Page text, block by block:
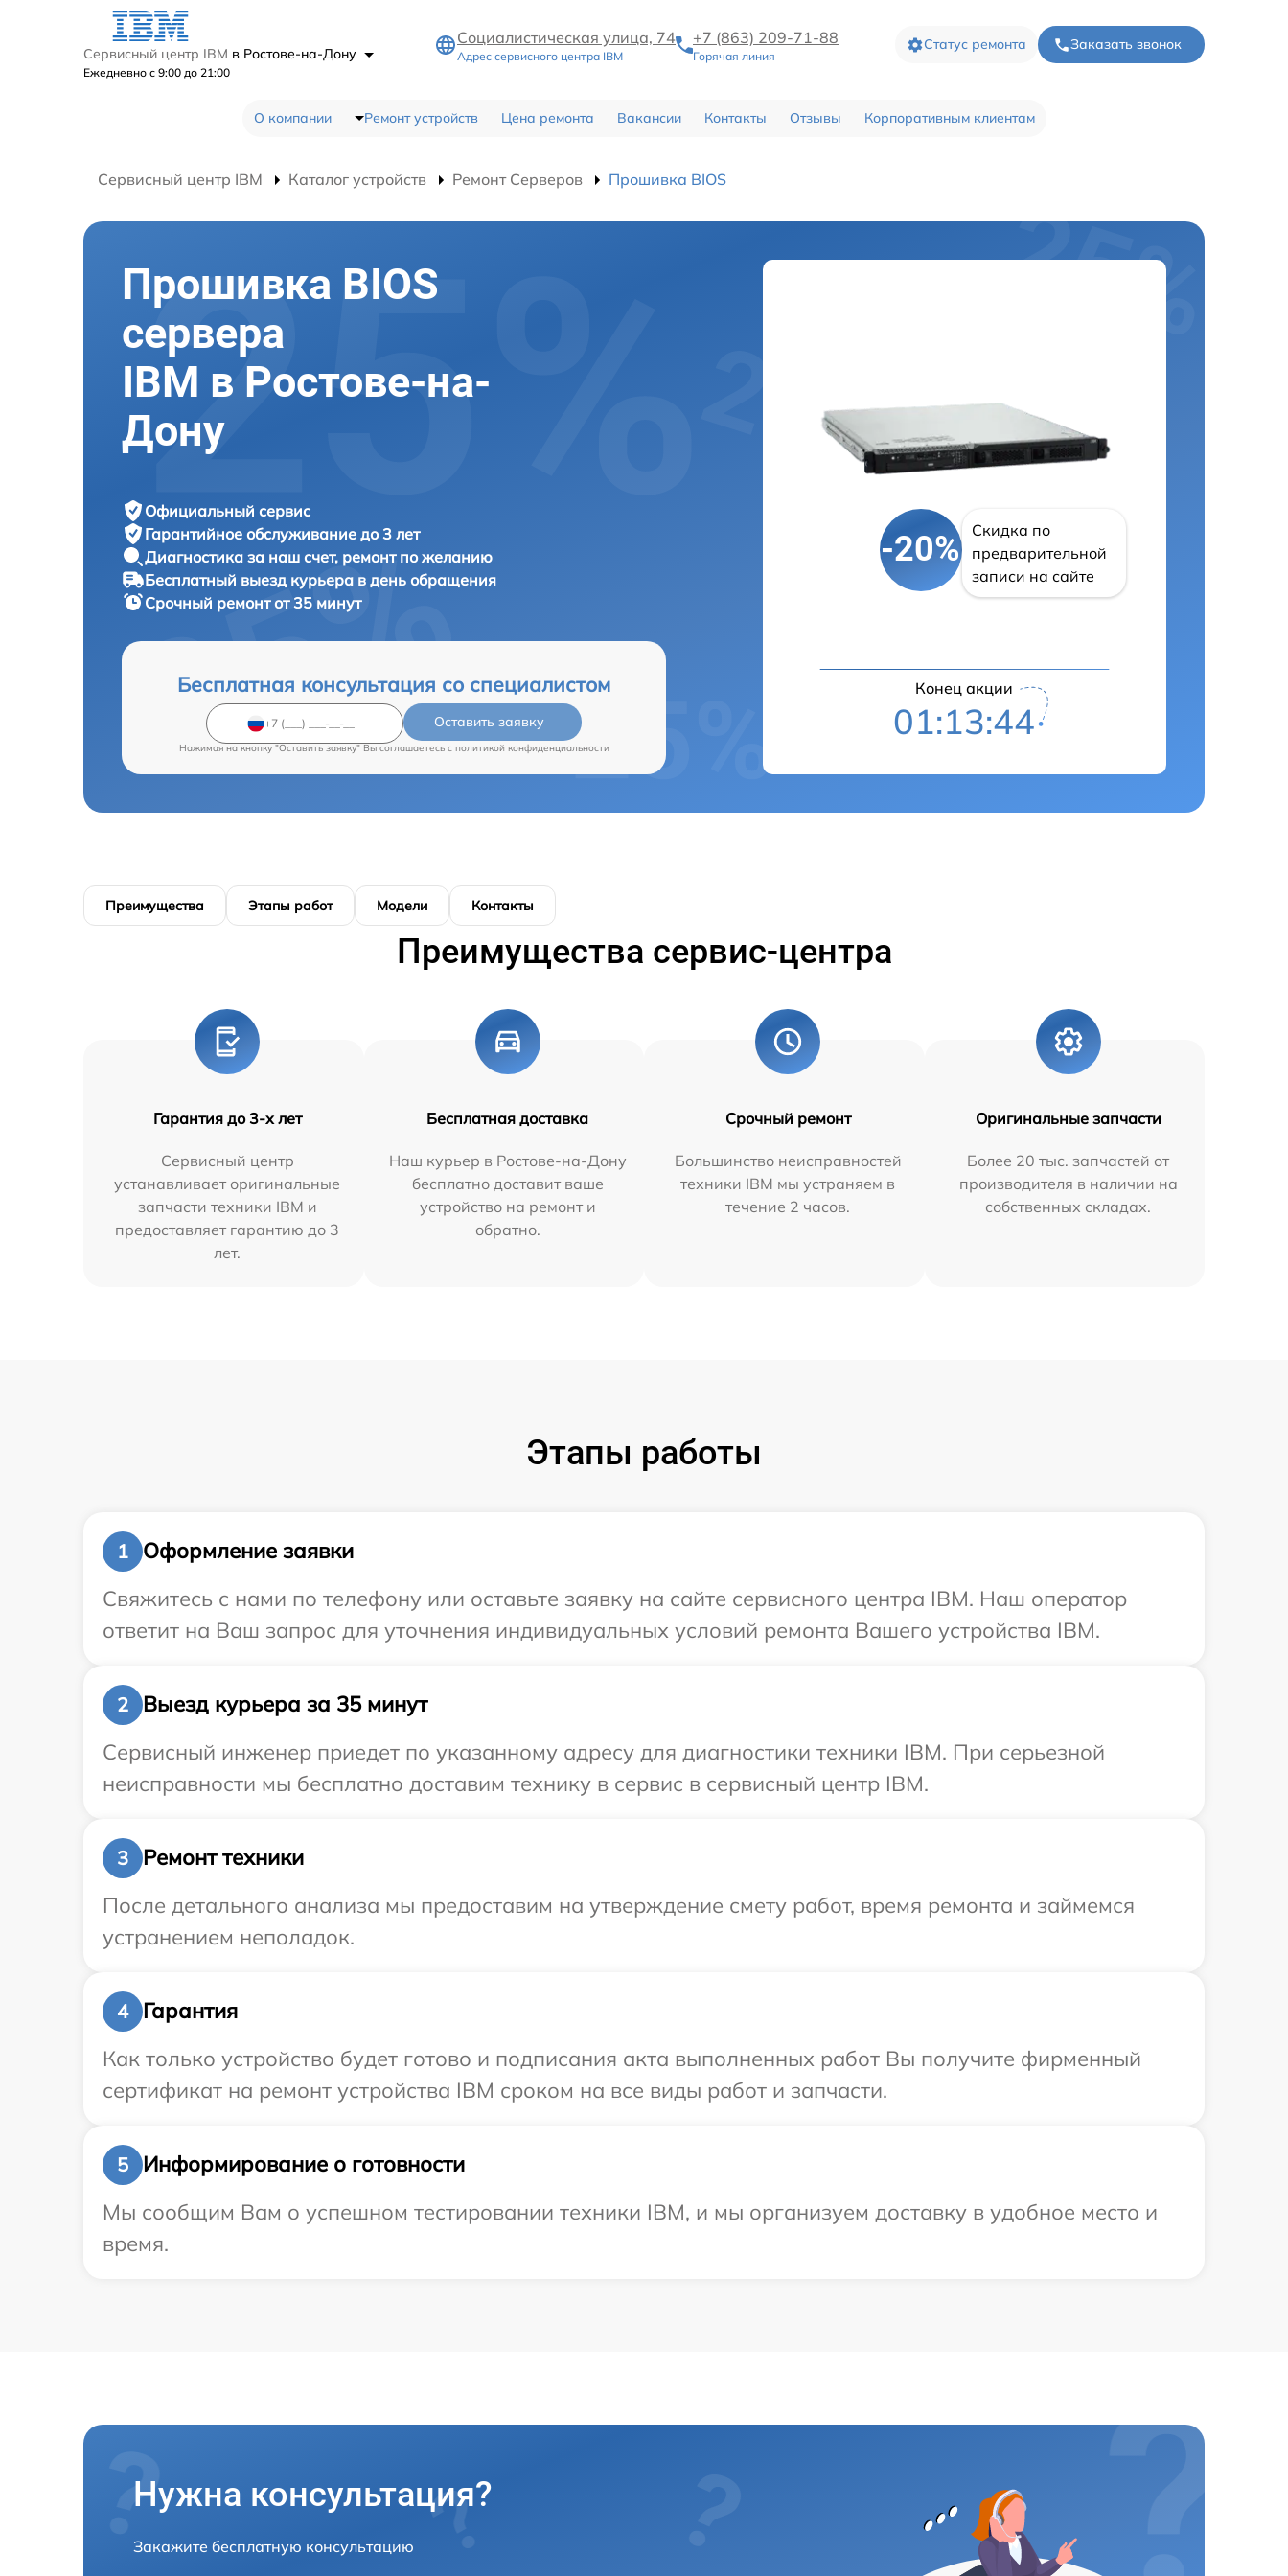
Сервисный центр IBM в Ростове-на-Дону
Ежедневно с 9:00 до 21:00
Социалистическая улица, 74
Адрес сервисного центра IBM
+7 (863) 209-71-88
Горячая линия
Статус ремонта Заказать звонок
О компании Ремонт устройств Цена ремонта Вакансии Контакты Отзывы Корпоративным клиентам
Сервисный центр IBM Каталог устройств Ремонт Серверов Прошивка BIOS
Прошивка BIOS
сервера
IBM в Ростове-на-
Дону
Официальный сервис
Гарантийное обслуживание до 3 лет
Диагностика за наш счет, ремонт по желанию
Бесплатный выезд курьера в день обращения
Срочный ремонтот 35 минут
Бесплатная консультация со специалистом
Оставить заявку
Нажимая на кнопку "Оставить заявку" Вы соглашаетесь c политикой конфиденциальности
-20%
Скидка по
предварительной
записи на сайте
Конец акции
01:13:43
Преимущества Этапы работ Модели Контакты
Преимущества сервис-центра
Гарантия до 3-х лет
Сервисный центр
устанавливает оригинальные
запчасти техники IBM и
предоставляет гарантию до 3
лет.
Бесплатная доставка
Наш курьер в Ростове-на-Дону
бесплатно доставит ваше
устройство на ремонт и
обратно.
Срочный ремонт
Большинство неисправностей
техники IBM мы устраняем в
течение 2 часов.
Оригинальные запчасти
Более 20 тыс. запчастей от
производителя в наличии на
собственных складах.
Этапы работы
1
Оформление заявки
Свяжитесь с нами по телефону или оставьте заявку на сайте сервисного центра IBM. Наш оператор
ответит на Ваш запрос для уточнения индивидуальных условий ремонта Вашего устройства IBM.
2
Выезд курьера за 35 минут
Сервисный инженер приедет по указанному адресу для диагностики техники IBM. При серьезной
неисправности мы бесплатно доставим технику в сервис в сервисный центр IBM.
3
Ремонт техники
После детального анализа мы предоставим на утверждение смету работ, время ремонта и займемся
устранением неполадок.
4
Гарантия
Как только устройство будет готово и подписания акта выполненных работ Вы получите фирменный
сертификат на ремонт устройства IBM сроком на все виды работ и запчасти.
5
Информирование о готовности
Мы сообщим Вам о успешном тестировании техники IBM, и мы организуем доставку в удобное место и
время.
Нужна консультация?
Закажите бесплатную консультацию